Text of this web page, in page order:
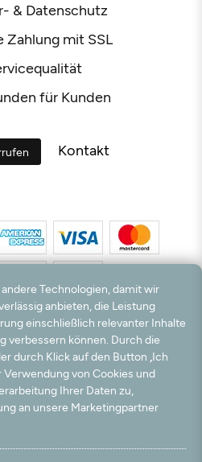
& Datenschutz
Zahlung mit SSL
für Kunden
Kontakt
**Kostenloser Versand und Rückversand
und Österreichs.
für werbliche Zwecke, die jederzeit widerrufen
nicht an Dritte weitergegeben.
/ Alle Rechte vorbehalten. powered by
Technologien, damit wir
anbieten, die Leistung
einschließlich relevanter Inhalte
verbessern können. Durch die
durch Klick auf den Button „Ich
von Cookies und
Ihrer Daten zu,
an unsere Marketingpartner